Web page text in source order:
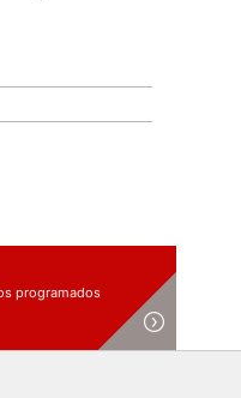
programados